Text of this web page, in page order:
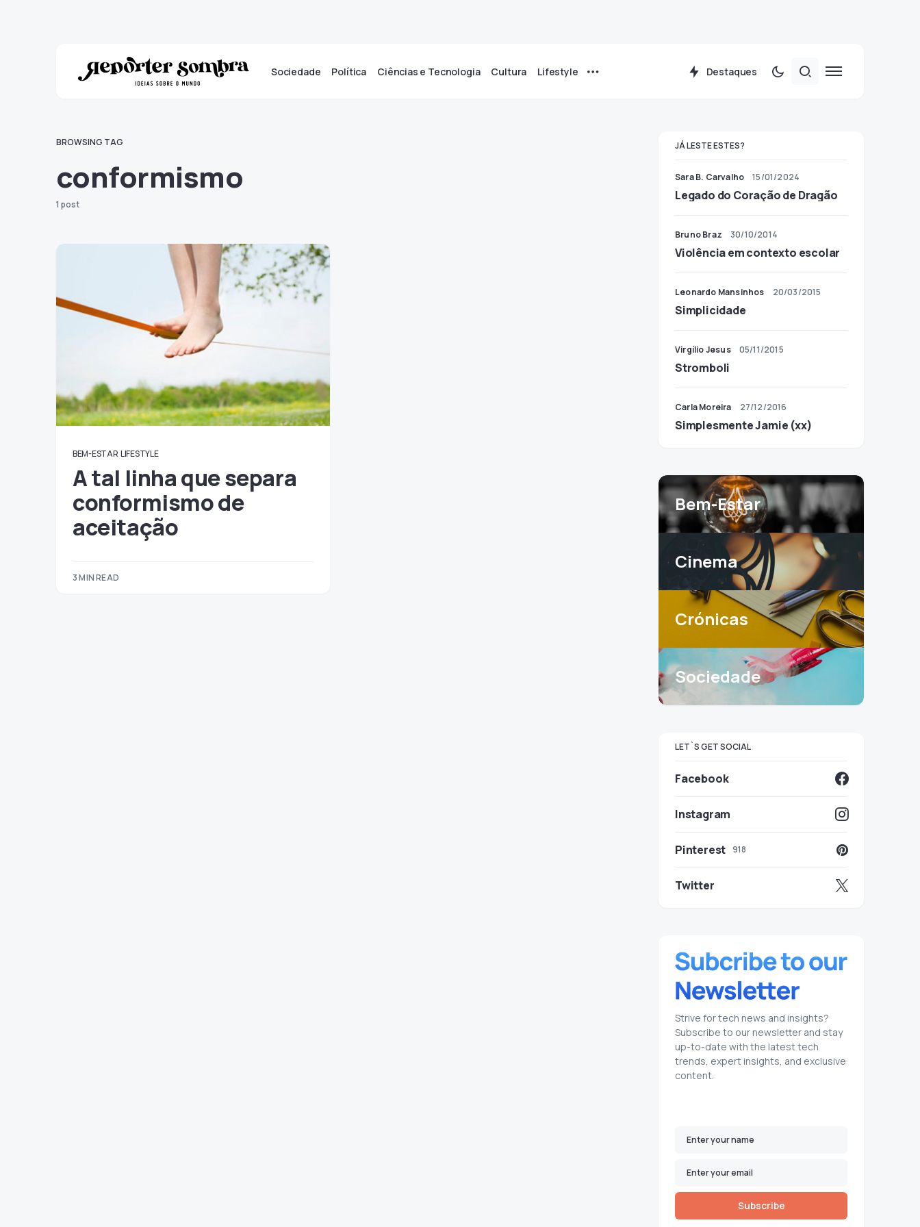
Sociedade Política Ciências e Tecnologia Cultura Lifestyle Destaques
BROWSING TAG
conformismo
1 post
BEM-ESTAR LIFESTYLE
A tal linha que separa
conformismo de
aceitação
3 MIN READ
JÁ LESTE ESTES?
Sara B. Carvalho 15/01/2024
Legado do Coração de Dragão
Bruno Braz 30/10/2014
Violência em contexto escolar
Leonardo Mansinhos 20/03/2015
Simplicidade
Virgílio Jesus 05/11/2015
Stromboli
Carla Moreira 27/12/2016
Simplesmente Jamie (xx)
Bem-Estar
Cinema
Crónicas
Sociedade
LET`S GET SOCIAL
Facebook
Instagram
Pinterest 918
Twitter
Strive for tech news and insights?
Subscribe to our newsletter and stay
up-to-date with the latest tech
trends, expert insights, and exclusive
content.
Subscribe